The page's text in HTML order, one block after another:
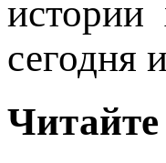
истории
сегодня